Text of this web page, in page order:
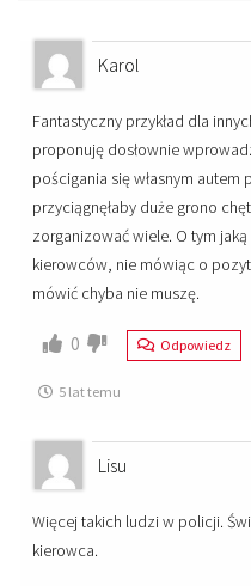
Karol
Fantastyczny przykład dla
proponuję dosłownie
pościgania się własnym
przyciągnęłaby duże grono
zorganizować wiele. O tym
kierowców, nie mówiąc o
mówić chyba nie muszę.
0 Odpowiedz
5 lat temu
Lisu
Więcej takich ludzi w policji.
kierowca.